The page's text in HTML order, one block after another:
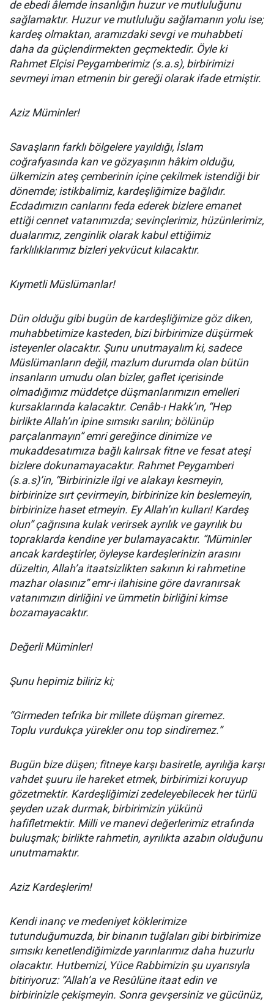
de ebedi âlemde insanlığın huzur ve mutluluğunu
sağlamaktır. Huzur ve mutluluğu sağlamanın yolu ise;
kardeş olmaktan, aramızdaki sevgi ve muhabbeti
daha da güçlendirmekten geçmektedir. Öyle ki
Rahmet Elçisi Peygamberimiz (s.a.s), birbirimizi
sevmeyi iman etmenin bir gereği olarak ifade etmiştir.
Aziz Müminler!
Savaşların farklı bölgelere yayıldığı, İslam
coğrafyasında kan ve gözyaşının hâkim olduğu,
ülkemizin ateş çemberinin içine çekilmek istendiği bir
dönemde; istikbalimiz, kardeşliğimize bağlıdır.
Ecdadımızın canlarını feda ederek bizlere emanet
ettiği cennet vatanımızda; sevinçlerimiz, hüzünlerimiz,
dualarımız, zenginlik olarak kabul ettiğimiz
farklılıklarımız bizleri yekvücut kılacaktır.
Kıymetli Müslümanlar!
Dün olduğu gibi bugün de kardeşliğimize göz diken,
muhabbetimize kasteden, bizi birbirimize düşürmek
isteyenler olacaktır. Şunu unutmayalım ki, sadece
Müslümanların değil, mazlum durumda olan bütün
insanların umudu olan bizler, gaflet içerisinde
olmadığımız müddetçe düşmanlarımızın emelleri
kursaklarında kalacaktır. Cenâb-ı Hakk’ın, “Hep
birlikte Allah’ın ipine sımsıkı sarılın; bölünüp
parçalanmayın” emri gereğince dinimize ve
mukaddesatımıza bağlı kalırsak fitne ve fesat ateşi
bizlere dokunamayacaktır. Rahmet Peygamberi
(s.a.s)’in, “Birbirinizle ilgi ve alakayı kesmeyin,
birbirinize sırt çevirmeyin, birbirinize kin beslemeyin,
birbirinize haset etmeyin. Ey Allah’ın kulları! Kardeş
olun” çağrısına kulak verirsek ayrılık ve gayrılık bu
topraklarda kendine yer bulamayacaktır. “Müminler
ancak kardeştirler, öyleyse kardeşlerinizin arasını
düzeltin, Allah’a itaatsizlikten sakının ki rahmetine
mazhar olasınız” emr-i ilahisine göre davranırsak
vatanımızın dirliğini ve ümmetin birliğini kimse
bozamayacaktır.
Değerli Müminler!
Şunu hepimiz biliriz ki;
“Girmeden tefrika bir millete düşman giremez.
Toplu vurdukça yürekler onu top sindiremez.”
Bugün bize düşen; fitneye karşı basiretle, ayrılığa karşı
vahdet şuuru ile hareket etmek, birbirimizi koruyup
gözetmektir. Kardeşliğimizi zedeleyebilecek her türlü
şeyden uzak durmak, birbirimizin yükünü
hafifletmektir. Milli ve manevi değerlerimiz etrafında
buluşmak; birlikte rahmetin, ayrılıkta azabın olduğunu
unutmamaktır.
Aziz Kardeşlerim!
Kendi inanç ve medeniyet köklerimize
tutunduğumuzda, bir binanın tuğlaları gibi birbirimize
sımsıkı kenetlendiğimizde yarınlarımız daha huzurlu
olacaktır. Hutbemizi, Yüce Rabbimizin şu uyarısıyla
bitiriyoruz: “Allah’a ve Resûlüne itaat edin ve
birbirinizle çekişmeyin. Sonra gevşersiniz ve gücünüz,